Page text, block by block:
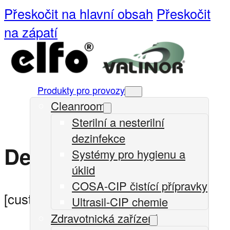
Přeskočit na hlavní obsah Přeskočit
na zápatí
Produkty pro provozy
Cleanrooms
Sterilní a nesterilní
dezinfekce
Systémy pro hygienu a
úklid
COSA-CIP čistící přípravky
Ultrasil-CIP chemie
Zdravotnická zařízení
Detail účtu
[customer-area-account /]